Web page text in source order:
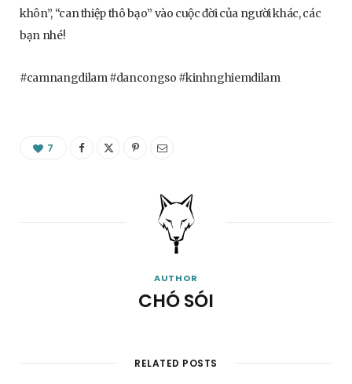
khôn”, “can thiệp thô bạo” vào cuộc đời của người khác, các
bạn nhé!
#camnangdilam #dancongso #kinhnghiemdilam
7
AUTHOR
CHÓ SÓI
RELATED POSTS